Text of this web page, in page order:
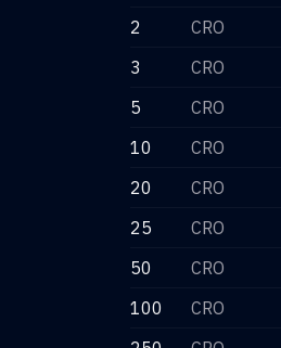
2
CRO
3
CRO
5
CRO
10
CRO
20
CRO
25
CRO
50
CRO
100
CRO